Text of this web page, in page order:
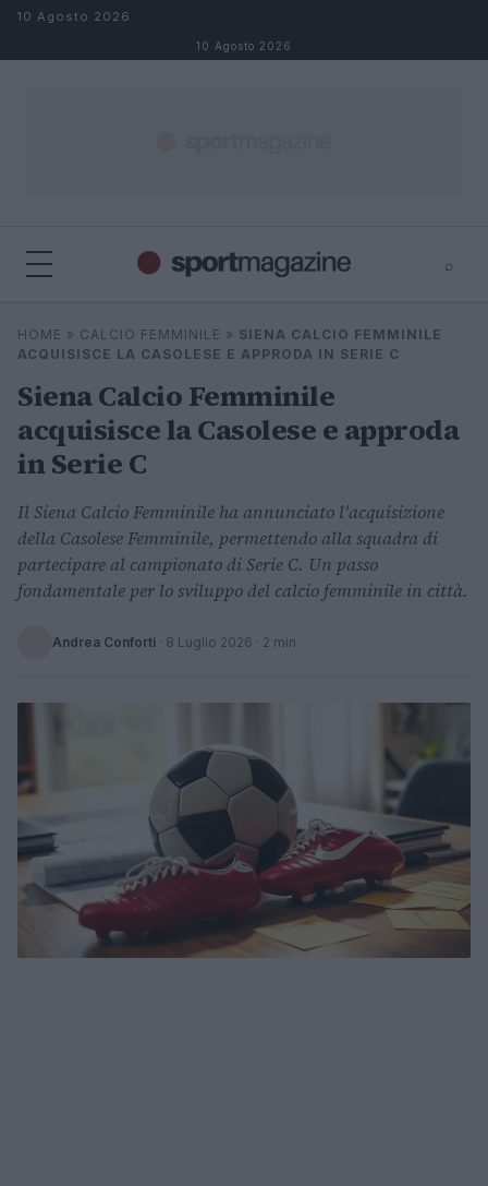
Salta al contenuto
10 Agosto 2026
10 Agosto 2026
⌕
Cerca
⌕
HOME » CALCIO FEMMINILE » SIENA CALCIO FEMMINILE
ACQUISISCE LA CASOLESE E APPRODA IN SERIE C
Siena Calcio Femminile
acquisisce la Casolese e approda
in Serie C
Il Siena Calcio Femminile ha annunciato l'acquisizione
della Casolese Femminile, permettendo alla squadra di
partecipare al campionato di Serie C. Un passo
fondamentale per lo sviluppo del calcio femminile in città.
Andrea Conforti · 8 Luglio 2026 · 2 min